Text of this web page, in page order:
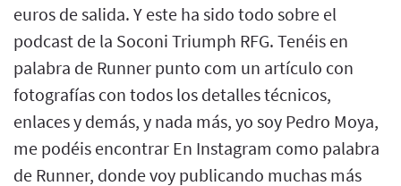
euros de salida. Y este ha sido todo sobre el
podcast de la Soconi Triumph RFG. Tenéis en
palabra de Runner punto com un artículo con
fotografías con todos los detalles técnicos,
enlaces y demás, y nada más, yo soy Pedro Moya,
me podéis encontrar En Instagram como palabra
de Runner, donde voy publicando muchas más